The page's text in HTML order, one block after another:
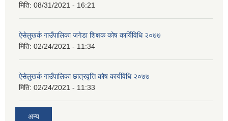
मिति: 08/31/2021 - 16:21
ऐसेलुखर्क गाउँपालिका जगेडा शिक्षक कोष कार्यिविधि २०७७
मिति: 02/24/2021 - 11:34
ऐसेलुखर्क गाउँपालिका छात्रवृत्ति कोष कार्यविधि २०७७
मिति: 02/24/2021 - 11:33
अन्य